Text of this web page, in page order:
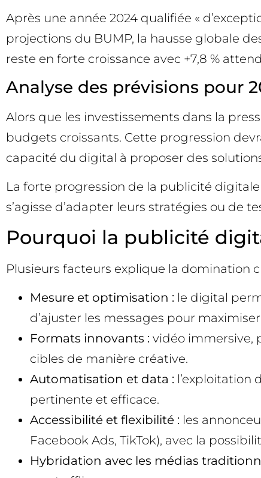
Après une année 2024 qualifiée «
projections du BUMP, la hausse globale
reste en forte croissance avec +7,8 %
Analyse des prévisions pour
Alors que les investissements dans la
budgets croissants. Cette progression
capacité du digital à proposer des
La forte progression de la publicité
s’agisse d’adapter leurs stratégies ou de
Pourquoi la publicité
Plusieurs facteurs explique la domination
Mesure et optimisation : le digital
d’ajuster les messages pour maximiser
Formats innovants : vidéo immersive,
cibles de manière créative.
Automatisation et data : l’exploitation
pertinente et efficace.
Accessibilité et flexibilité : les
Facebook Ads, TikTok), avec la
Hybridation avec les médias